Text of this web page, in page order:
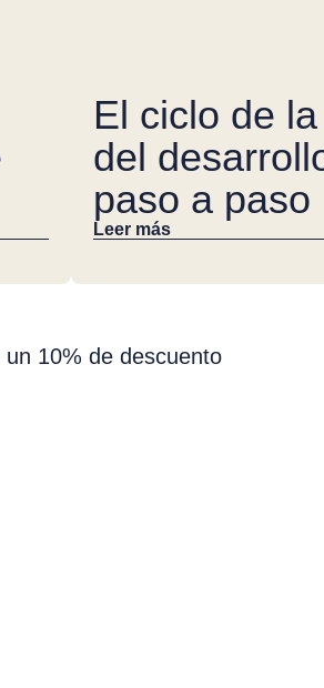
El ciclo de
del
paso a paso
Leer más
10% de descuento